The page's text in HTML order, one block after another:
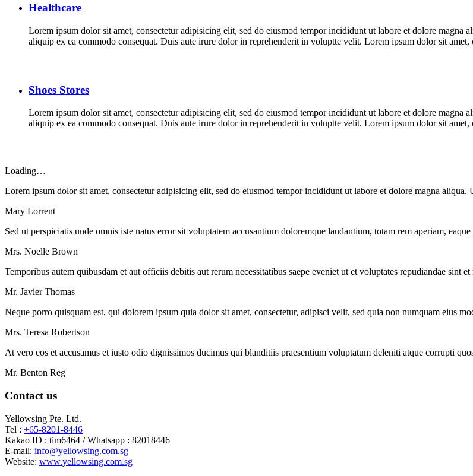
Healthcare
Lorem ipsum dolor sit amet, consectetur adipisicing elit, sed do eiusmod tempor incididunt ut labore et dolore
aliquip ex ea commodo consequat. Duis aute irure dolor in reprehenderit in voluptte velit. Lorem ipsum dolor sit
Shoes Stores
Lorem ipsum dolor sit amet, consectetur adipisicing elit, sed do eiusmod tempor incididunt ut labore et dolore
aliquip ex ea commodo consequat. Duis aute irure dolor in reprehenderit in voluptte velit. Lorem ipsum dolor sit
Loading…
Lorem ipsum dolor sit amet, consectetur adipisicing elit, sed do eiusmod tempor incididunt ut labore et dolore magna
Mary Lorrent
Sed ut perspiciatis unde omnis iste natus error sit voluptatem accusantium doloremque laudantium, totam rem aperiam,
Mrs. Noelle Brown
Temporibus autem quibusdam et aut officiis debitis aut rerum necessitatibus saepe eveniet ut et voluptates repudiandae sint
Mr. Javier Thomas
Neque porro quisquam est, qui dolorem ipsum quia dolor sit amet, consectetur, adipisci velit, sed quia non numquam eius
Mrs. Teresa Robertson
At vero eos et accusamus et iusto odio dignissimos ducimus qui blanditiis praesentium voluptatum deleniti atque corrupti
Mr. Benton Reg
Contact us
Yellowsing Pte. Ltd.
Tel : +65-8201-8446
Kakao ID : tim6464 / Whatsapp : 82018446
E-mail: info@yellowsing.com.sg
Website: www.yellowsing.com.sg